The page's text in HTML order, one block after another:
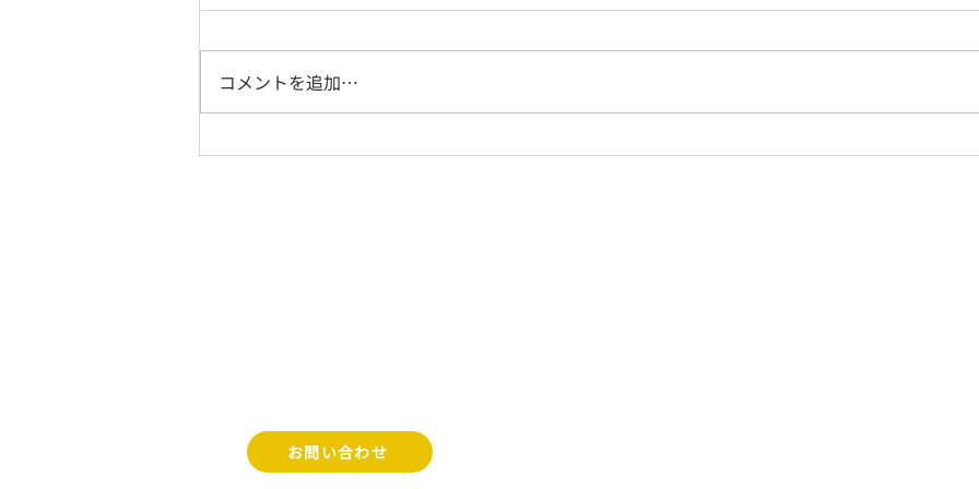
第２６回水戸料理教室（２０
第２５回水戸料理教室（２０
グ
コメントを追加…
お問い合わせ